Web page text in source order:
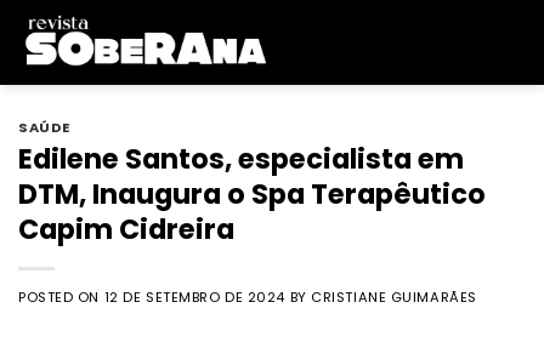
Skip
content
SAÚDE
Edilene Santos, especialista em
DTM, Inaugura o Spa Terapêutico
Capim Cidreira
POSTED ON 12 DE SETEMBRO DE 2024 BY CRISTIANE GUIMARÃES